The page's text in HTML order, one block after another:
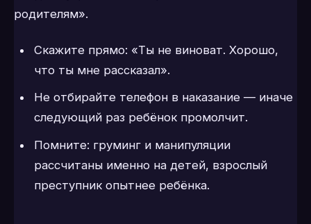
родителям».
Скажите прямо: «Ты не виноват. Хорошо,
что ты мне рассказал».
Не отбирайте телефон в наказание — иначе
следующий раз ребёнок промолчит.
Помните: груминг и манипуляции
рассчитаны именно на детей, взрослый
преступник опытнее ребёнка.